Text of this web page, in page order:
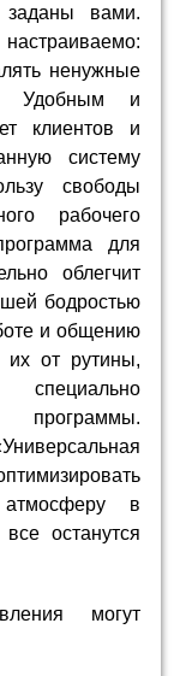
заданы вами.
ненужные
Удобным и
клиентов и
систему
свободы
рабочего
для
облегчит
бодростью
и общению
их от рутины,
программы.
в
останутся
могут